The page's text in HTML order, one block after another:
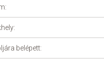
belépett: